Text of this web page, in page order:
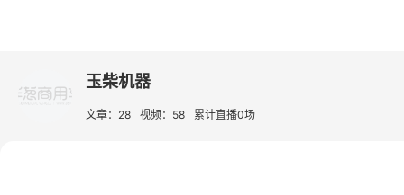
玉柴机器
文章：28 视频：58 累计直播0场